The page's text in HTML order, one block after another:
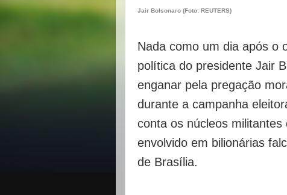
Jair Bolsonaro (Foto: REUTERS)
Nada como um dia após o
política do presidente Jair
enganar pela pregação
durante a campanha
conta os núcleos militantes
envolvido em bilionárias
de Brasília.